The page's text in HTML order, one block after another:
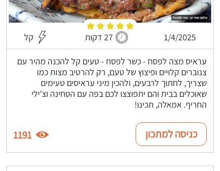
1/4/2025 27 דקות קל
עראיס מצה לפסח - כשר לפסח - טעים קל להכנה מהיר עם
צנוברים קלויים ופיצוץ של טעם, רק להרטיב מצות כמו
שצריך, לחתוך לרבעים, ולהכין מיני עראיסים טעימים
שאוכלים בבית והם יתפוצצו לכם בפה עם הטחינה וצ'ילי
החריף. אמאלה, תכינו!
כניסה למתכון 1191